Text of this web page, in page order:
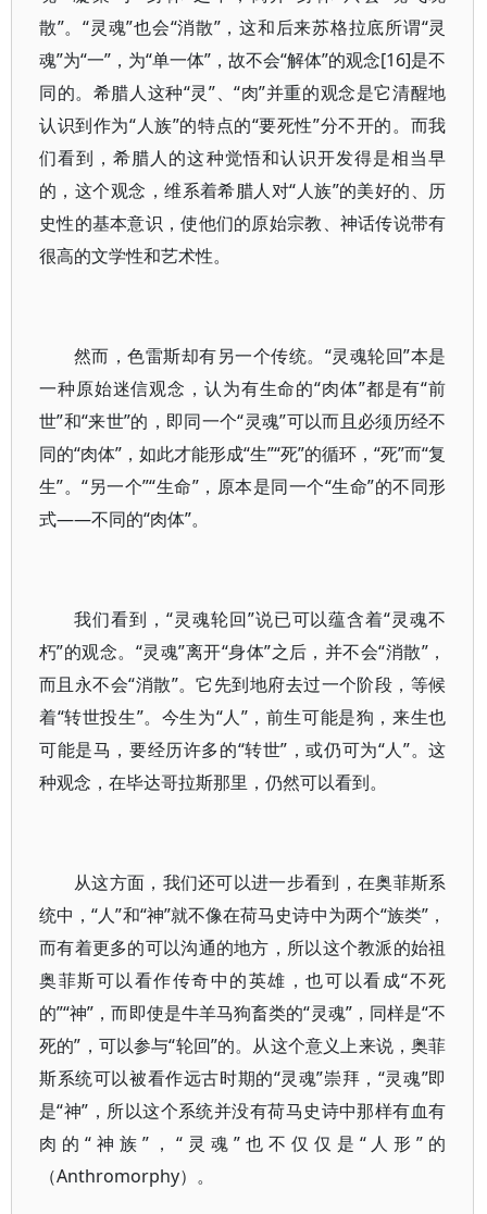
散”。“灵魂”也会“消散”，这和后来苏格拉底所谓“灵
魂”为“一”，为“单一体”，故不会“解体”的观念[16]是不
同的。希腊人这种“灵”、“肉”并重的观念是它清醒地
认识到作为“人族”的特点的“要死性”分不开的。而我
们看到，希腊人的这种觉悟和认识开发得是相当早
的，这个观念，维系着希腊人对“人族”的美好的、历
史性的基本意识，使他们的原始宗教、神话传说带有
很高的文学性和艺术性。
然而，色雷斯却有另一个传统。“灵魂轮回”本是
一种原始迷信观念，认为有生命的“肉体”都是有“前
世”和“来世”的，即同一个“灵魂”可以而且必须历经不
同的“肉体”，如此才能形成“生”“死”的循环，“死”而“复
生”。“另一个”“生命”，原本是同一个“生命”的不同形
式——不同的“肉体”。
我们看到，“灵魂轮回”说已可以蕴含着“灵魂不
朽”的观念。“灵魂”离开“身体”之后，并不会“消散”，
而且永不会“消散”。它先到地府去过一个阶段，等候
着“转世投生”。今生为“人”，前生可能是狗，来生也
可能是马，要经历许多的“转世”，或仍可为“人”。这
种观念，在毕达哥拉斯那里，仍然可以看到。
从这方面，我们还可以进一步看到，在奥菲斯系
统中，“人”和“神”就不像在荷马史诗中为两个“族类”，
而有着更多的可以沟通的地方，所以这个教派的始祖
奥菲斯可以看作传奇中的英雄，也可以看成“不死
的”“神”，而即使是牛羊马狗畜类的“灵魂”，同样是“不
死的”，可以参与“轮回”的。从这个意义上来说，奥菲
斯系统可以被看作远古时期的“灵魂”崇拜，“灵魂”即
是“神”，所以这个系统并没有荷马史诗中那样有血有
肉的“神族”，“灵魂”也不仅仅是“人形”的
（Anthromorphy）。